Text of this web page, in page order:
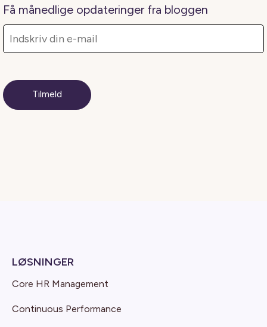
Få månedlige opdateringer fra bloggen
LØSNINGER
Core HR Management
Continuous Performance